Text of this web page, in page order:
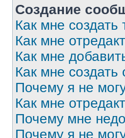
Создание
Как мне
Как мне
Как мне
Как мне создать
Почему я не
Как мне
Почему мне
Почему я не